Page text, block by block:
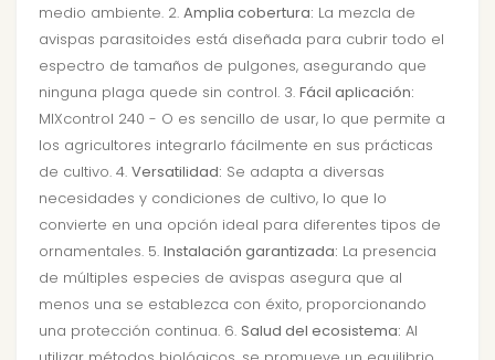
medio ambiente. 2. Amplia cobertura: La mezcla de
avispas parasitoides está diseñada para cubrir todo el
espectro de tamaños de pulgones, asegurando que
ninguna plaga quede sin control. 3. Fácil aplicación:
MIXcontrol 240 - O es sencillo de usar, lo que permite a
los agricultores integrarlo fácilmente en sus prácticas
de cultivo. 4. Versatilidad: Se adapta a diversas
necesidades y condiciones de cultivo, lo que lo
convierte en una opción ideal para diferentes tipos de
ornamentales. 5. Instalación garantizada: La presencia
de múltiples especies de avispas asegura que al
menos una se establezca con éxito, proporcionando
una protección continua. 6. Salud del ecosistema: Al